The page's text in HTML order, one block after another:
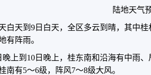
陆地天气
白天到9日白天，全区多云到晴，其中
有阵雨。
晚上到10日晚上，桂东南和沿海有中雨
南有5～6级，阵风7～8级大风。